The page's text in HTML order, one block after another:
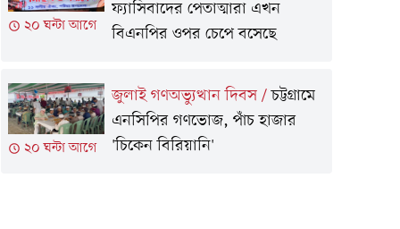
২০ ঘন্টা আগে
ফ্যাসিবাদের পেতাত্মারা এখন
বিএনপির ওপর চেপে বসেছে
২০ ঘন্টা আগে
জুলাই গণঅভ্যুত্থান দিবস/চট্টগ্রামে
এনসিপির গণভোজ, পাঁচ হাজার
'চিকেন বিরিয়ানি'